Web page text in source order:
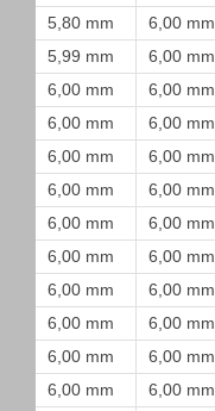
5,80 mm
6,00 mm
5,99 mm
6,00 mm
6,00 mm
6,00 mm
6,00 mm
6,00 mm
6,00 mm
6,00 mm
6,00 mm
6,00 mm
6,00 mm
6,00 mm
6,00 mm
6,00 mm
6,00 mm
6,00 mm
6,00 mm
6,00 mm
6,00 mm
6,00 mm
6,00 mm
6,00 mm